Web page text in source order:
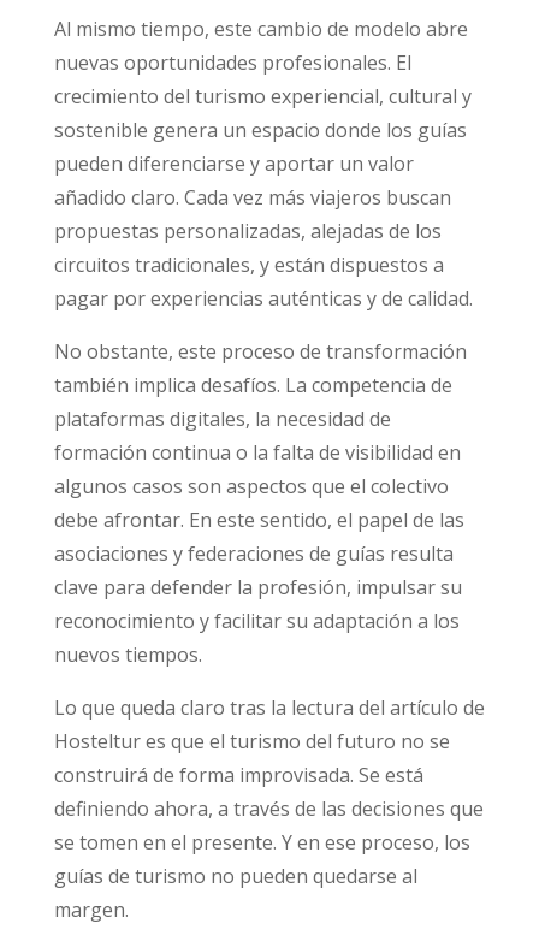
Al mismo tiempo, este cambio de modelo abre
nuevas oportunidades profesionales. El
crecimiento del turismo experiencial, cultural y
sostenible genera un espacio donde los guías
pueden diferenciarse y aportar un valor
añadido claro. Cada vez más viajeros buscan
propuestas personalizadas, alejadas de los
circuitos tradicionales, y están dispuestos a
pagar por experiencias auténticas y de calidad.
No obstante, este proceso de transformación
también implica desafíos. La competencia de
plataformas digitales, la necesidad de
formación continua o la falta de visibilidad en
algunos casos son aspectos que el colectivo
debe afrontar. En este sentido, el papel de las
asociaciones y federaciones de guías resulta
clave para defender la profesión, impulsar su
reconocimiento y facilitar su adaptación a los
nuevos tiempos.
Lo que queda claro tras la lectura del artículo de
Hosteltures que el turismo del futuro no se
construirá de forma improvisada. Se está
definiendo ahora, a través de las decisiones que
se tomen en el presente. Y en ese proceso, los
guías de turismo no pueden quedarse al
margen.